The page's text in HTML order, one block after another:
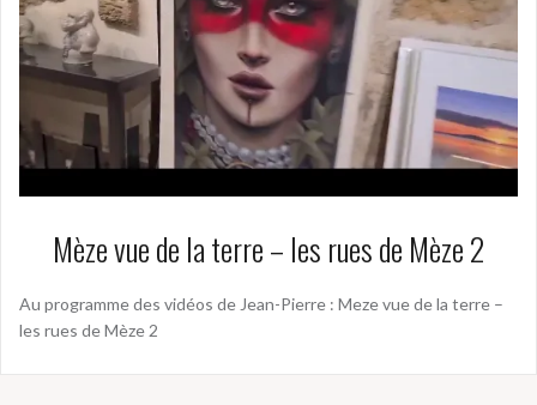
Mèze vue de la terre – les rues de Mèze 2
Au programme des vidéos de Jean-Pierre : Meze vue de la terre –
les rues de Mèze 2